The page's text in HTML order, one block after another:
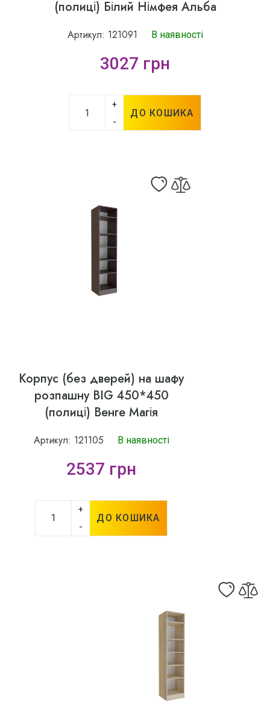
(полиці) Білий Німфея Альба
Артикул: 121091 В наявності
3027 грн
+
-
ДО КОШИКА
Корпус (без дверей) на шафу
розпашну BIG 450*450
(полиці) Венге Магія
Артикул: 121105 В наявності
2537 грн
+
-
ДО КОШИКА